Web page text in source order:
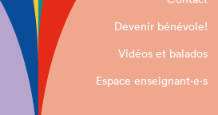
Devenir bénévole!
Vidéos et balados
Espace enseignant·e⋅s